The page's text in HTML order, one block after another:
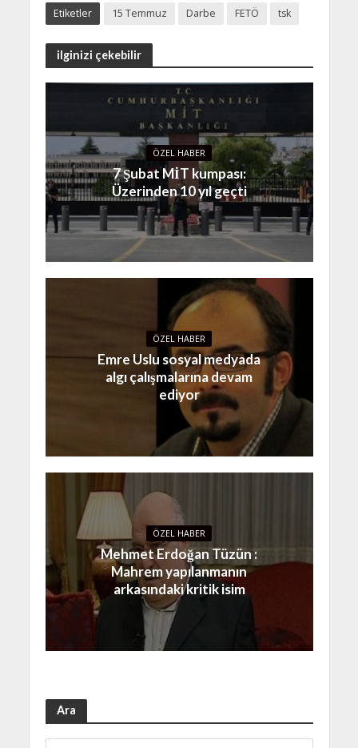
Etiketler 15 Temmuz Darbe FETÖ tsk
ilginizi çekebilir
ÖZEL HABER
7 Şubat MİT kumpası:
Üzerinden 10 yıl geçti
ÖZEL HABER
Emre Uslu sosyal medyada
algı çalışmalarına devam
ediyor
ÖZEL HABER
Mehmet Erdoğan Tüzün :
Mahrem yapılanmanın
arkasındaki kritik isim
Ara